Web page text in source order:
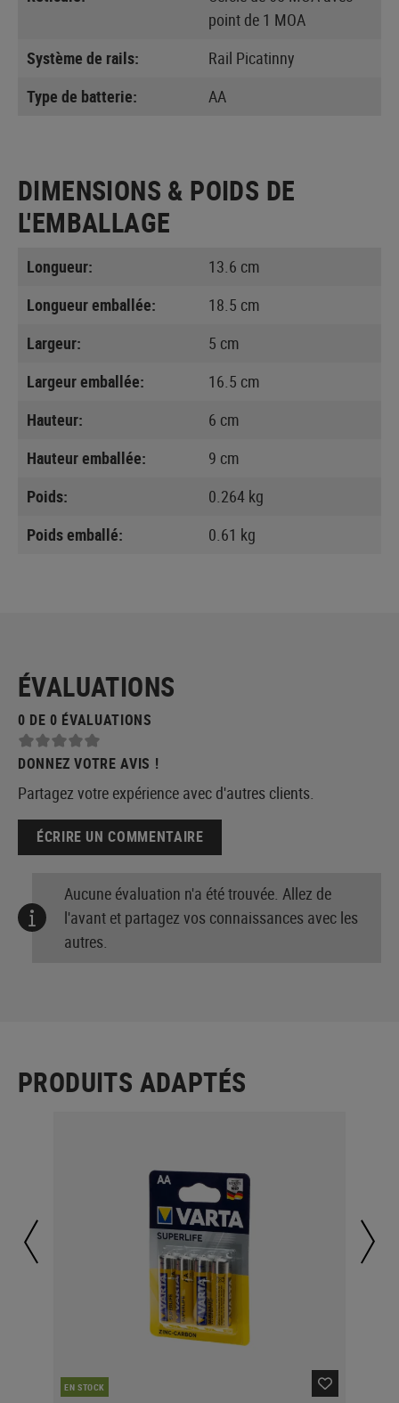
point de 1 MOA
Système de rails:
Rail Picatinny
Type de batterie:
AA
DIMENSIONS & POIDS DE
L'EMBALLAGE
Longueur:
13.6 cm
Longueur emballée:
18.5 cm
Largeur:
5 cm
Largeur emballée:
16.5 cm
Hauteur:
6 cm
Hauteur emballée:
9 cm
Poids:
0.264 kg
Poids emballé:
0.61 kg
ÉVALUATIONS
0 DE 0 ÉVALUATIONS
DONNEZ VOTRE AVIS !
Partagez votre expérience avec d'autres clients.
ÉCRIRE UN COMMENTAIRE
Aucune évaluation n'a été trouvée. Allez de
l'avant et partagez vos connaissances avec les
autres.
PRODUITS ADAPTÉS
EN STOCK